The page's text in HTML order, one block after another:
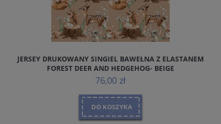
JERSEY DRUKOWANY SINGIEL BAWEŁNA Z ELASTANEM
FOREST DEER AND HEDGEHOG- BEIGE
76,00 zł
DO KOSZYKA